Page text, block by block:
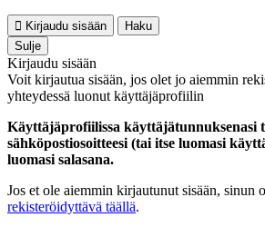
Kirjaudu sisään
Haku
Sulje
Kirjaudu sisään
Voit kirjautua sisään, jos olet jo aiemmin
yhteydessä luonut käyttäjäprofiilin
Käyttäjäprofiilissa käyttäjätunnuksenasi
sähköpostiosoitteesi (tai itse luomasi
luomasi salasana.
Jos et ole aiemmin kirjautunut sisään, sinun
rekisteröidyttävä täällä.